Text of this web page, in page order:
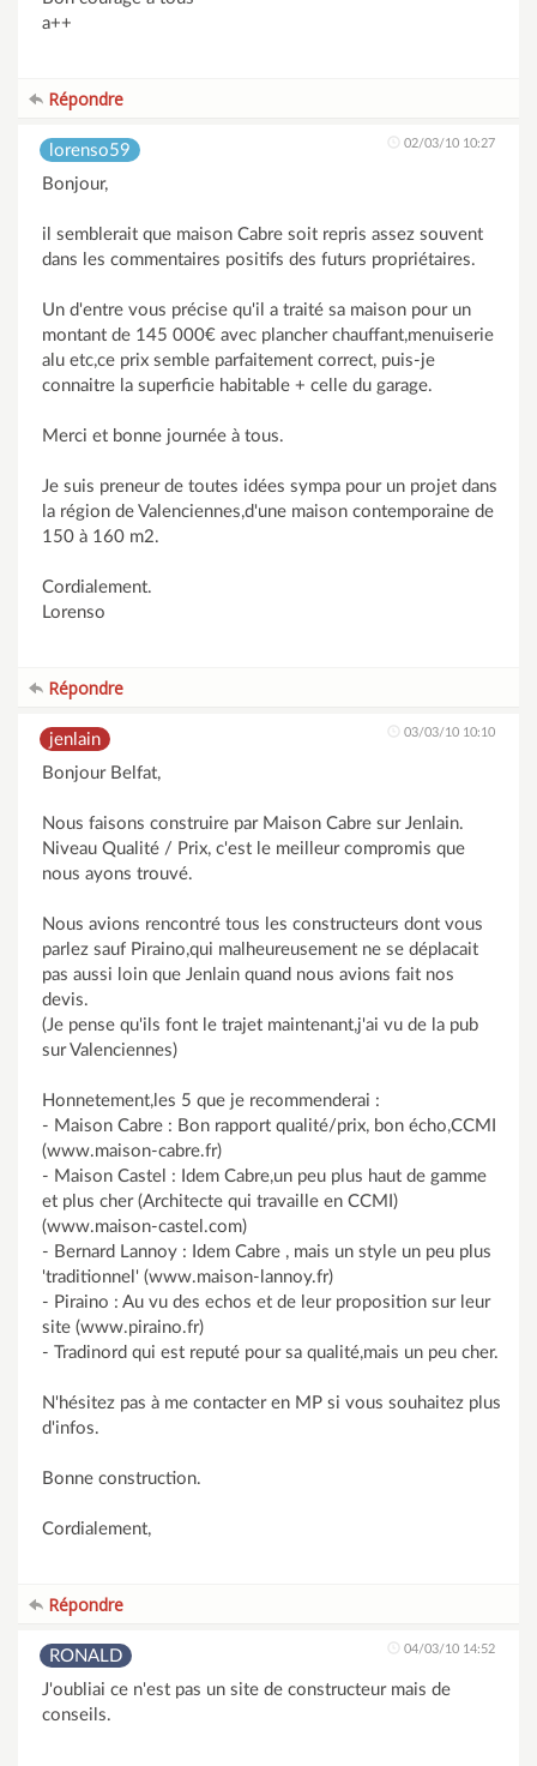
a++
Répondre
lorenso59 02/03/10 10:27
Bonjour,
il semblerait que maison Cabre soit repris assez souvent
dans les commentaires positifs des futurs propriétaires.
Un d'entre vous précise qu'il a traité sa maison pour un
montant de 145 000€ avec plancher chauffant,menuiserie
alu etc,ce prix semble parfaitement correct, puis-je
connaitre la superficie habitable + celle du garage.
Merci et bonne journée à tous.
Je suis preneur de toutes idées sympa pour un projet dans
la région de Valenciennes,d'une maison contemporaine de
150 à 160 m2.
Cordialement.
Lorenso
Répondre
jenlain 03/03/10 10:10
Bonjour Belfat,
Nous faisons construire par Maison Cabre sur Jenlain.
Niveau Qualité / Prix, c'est le meilleur compromis que
nous ayons trouvé.
Nous avions rencontré tous les constructeurs dont vous
parlez sauf Piraino,qui malheureusement ne se déplacait
pas aussi loin que Jenlain quand nous avions fait nos
devis.
(Je pense qu'ils font le trajet maintenant,j'ai vu de la pub
sur Valenciennes)
Honnetement,les 5 que je recommenderai :
- Maison Cabre : Bon rapport qualité/prix, bon écho,CCMI
(www.maison-cabre.fr)
- Maison Castel : Idem Cabre,un peu plus haut de gamme
et plus cher (Architecte qui travaille en CCMI)
(www.maison-castel.com)
- Bernard Lannoy : Idem Cabre , mais un style un peu plus
'traditionnel' (www.maison-lannoy.fr)
- Piraino : Au vu des echos et de leur proposition sur leur
site (www.piraino.fr)
- Tradinord qui est reputé pour sa qualité,mais un peu cher.
N'hésitez pas à me contacter en MP si vous souhaitez plus
d'infos.
Bonne construction.
Cordialement,
Répondre
RONALD 04/03/10 14:52
J'oubliai ce n'est pas un site de constructeur mais de
conseils.